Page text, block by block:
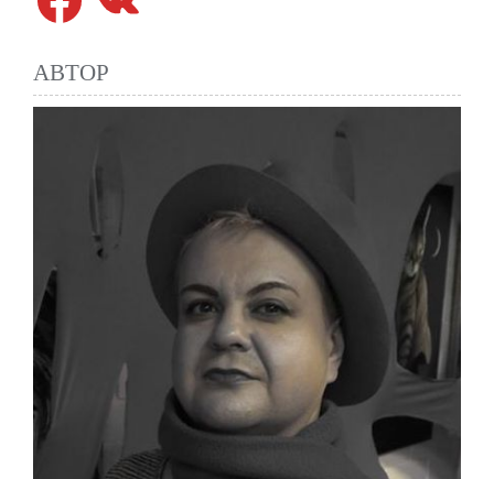
АВТОР